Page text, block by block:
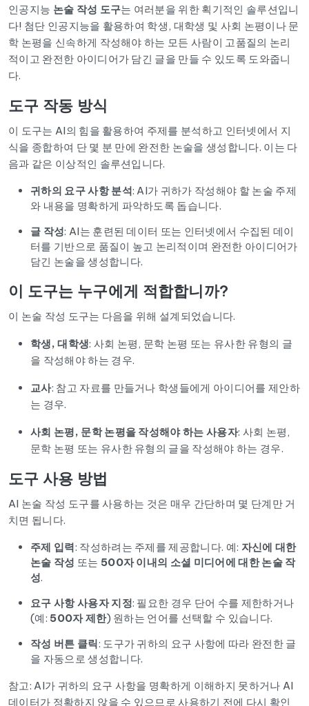
인공지능 논술 작성 도구는 여러분을 위한 획기적인 솔루션입니
다! 첨단 인공지능을 활용하여 학생, 대학생 및 사회 논평이나 문
학 논평을 신속하게 작성해야 하는 모든 사람이 고품질의 논리
적이고 완전한 아이디어가 담긴 글을 만들 수 있도록 도와줍니
다.
도구 작동 방식
이 도구는 AI의 힘을 활용하여 주제를 분석하고 인터넷에서 지
식을 종합하여 단 몇 분 만에 완전한 논술을 생성합니다. 이는 다
음과 같은 이상적인 솔루션입니다.
귀하의 요구 사항 분석: AI가 귀하가 작성해야 할 논술 주제
와 내용을 명확하게 파악하도록 돕습니다.
글 작성: AI는 훈련된 데이터 또는 인터넷에서 수집된 데이
터를 기반으로 품질이 높고 논리적이며 완전한 아이디어가
담긴 논술을 생성합니다.
이 도구는 누구에게 적합합니까?
이 논술 작성 도구는 다음을 위해 설계되었습니다.
학생, 대학생: 사회 논평, 문학 논평 또는 유사한 유형의 글
을 작성해야 하는 경우.
교사: 참고 자료를 만들거나 학생들에게 아이디어를 제안하
는 경우.
사회 논평, 문학 논평을 작성해야 하는 사용자: 사회 논평,
문학 논평 또는 유사한 유형의 글을 작성해야 하는 경우.
도구 사용 방법
AI 논술 작성 도구를 사용하는 것은 매우 간단하며 몇 단계만 거
치면 됩니다.
주제 입력: 작성하려는 주제를 제공합니다. 예: 자신에 대한
논술 작성 또는 500자 이내의 소셜 미디어에 대한 논술 작
성.
요구 사항 사용자 지정: 필요한 경우 단어 수를 제한하거나
(예: 500자 제한) 원하는 언어를 선택할 수 있습니다.
작성 버튼 클릭: 도구가 귀하의 요구 사항에 따라 완전한 글
을 자동으로 생성합니다.
참고: AI가 귀하의 요구 사항을 명확하게 이해하지 못하거나 AI
데이터가 정확하지 않을 수 있으므로 사용하기 전에 다시 확인